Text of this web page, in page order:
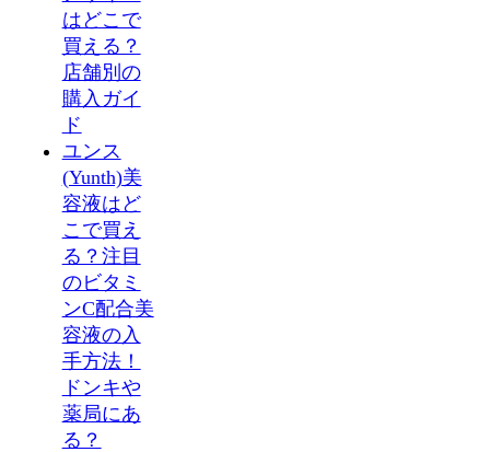
はどこで
買える？
店舗別の
購入ガイ
ド
ユンス
(Yunth)美
容液はど
こで買え
る？注目
のビタミ
ンC配合美
容液の入
手方法！
ドンキや
薬局にあ
る？